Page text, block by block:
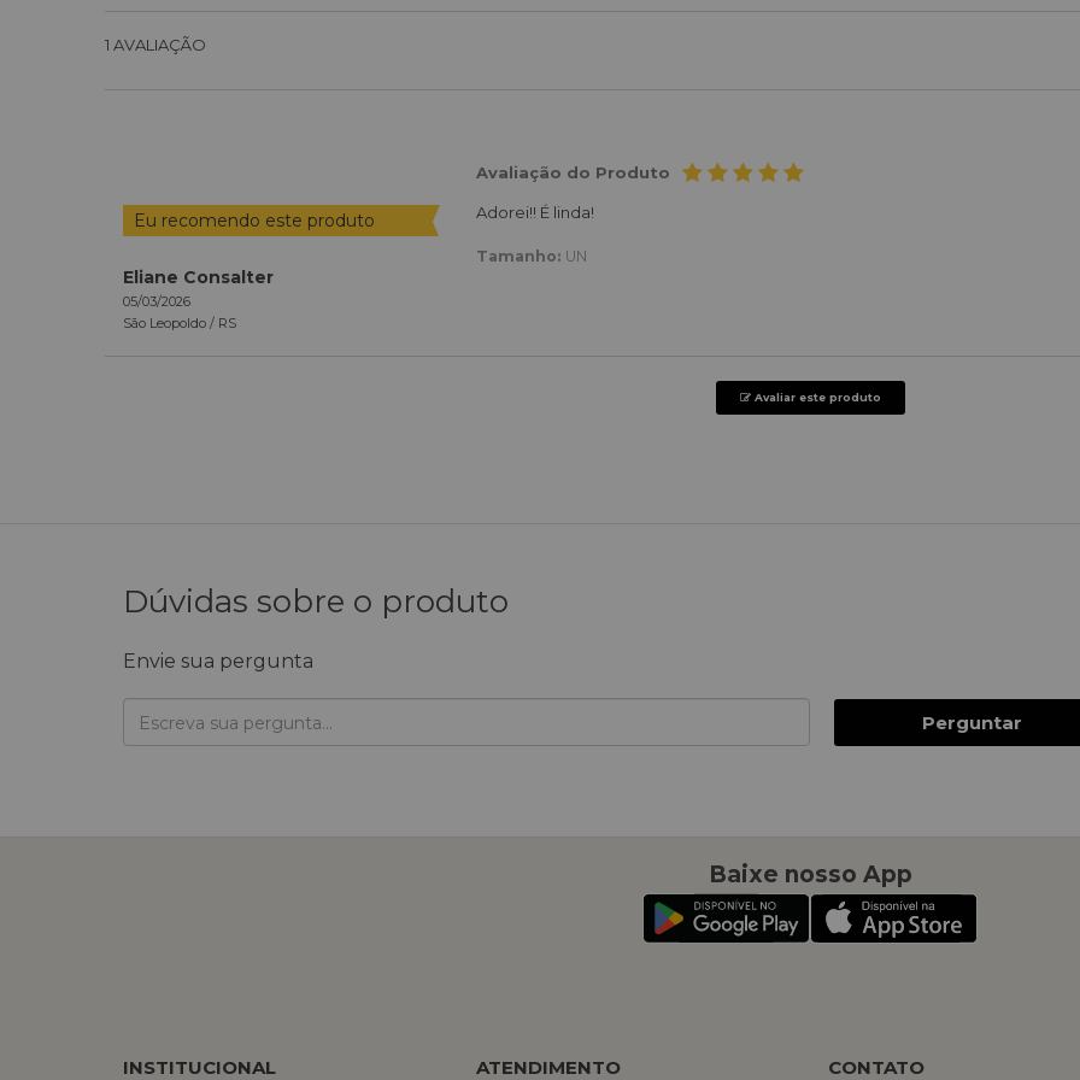
1 AVALIAÇÃO
Eu recomendo este produto
Eliane Consalter
05/03/2026
São Leopoldo / RS
Avaliação do Produto
Adorei!! É linda!
Tamanho: UN
Avaliar este produto
Dúvidas sobre o produto
Envie sua pergunta
Perguntar
Baixe nosso App
INSTITUCIONAL ATENDIMENTO CONTATO